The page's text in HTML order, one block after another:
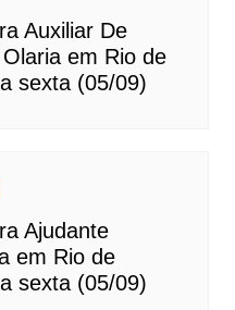
Auxiliar De
em Rio de
sexta (05/09)
Ajudante
em Rio de
sexta (05/09)